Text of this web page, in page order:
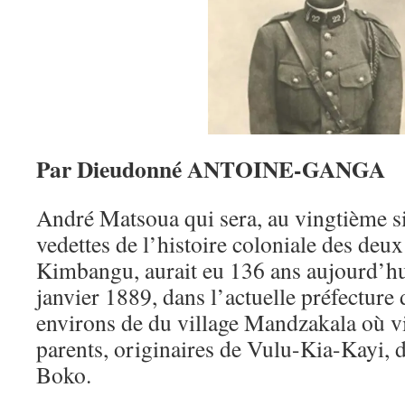
Par Dieudonné ANTOINE-GANGA
André Matsoua qui sera, au vingtième
vedettes de l’histoire coloniale des
Kimbangu, aurait eu 136 ans
janvier 1889, dans l’actuelle
environs de du village Mandzakala où
parents, originaires de Vulu-Kia-Kayi,
Boko.